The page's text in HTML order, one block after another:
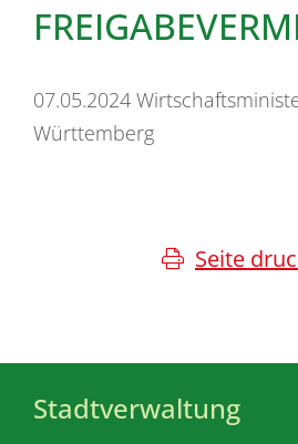
07.05.2024
Württemberg
Seite
Stadtverwaltung